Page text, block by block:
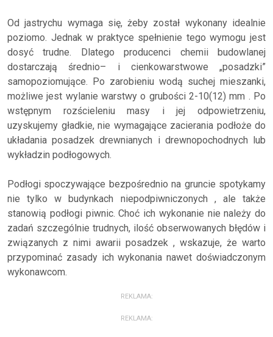
Od jastrychu wymaga się, żeby został wykonany idealnie
poziomo. Jednak w praktyce spełnienie tego wymogu jest
dosyć trudne. Dlatego producenci chemii budowlanej
dostarczają średnio– i cienkowarstwowe „posadzki”
samopoziomujące. Po zarobieniu wodą suchej mieszanki,
możliwe jest wylanie warstwy o grubości 2-10(12) mm . Po
wstępnym rozścieleniu masy i jej odpowietrzeniu,
uzyskujemy gładkie, nie wymagające zacierania podłoże do
układania posadzek drewnianych i drewnopochodnych lub
wykładzin podłogowych.
Podłogi spoczywające bezpośrednio na gruncie spotykamy
nie tylko w budynkach niepodpiwniczonych , ale także
stanowią podłogi piwnic. Choć ich wykonanie nie należy do
zadań szczególnie trudnych, ilość obserwowanych błędów i
związanych z nimi awarii posadzek , wskazuje, że warto
przypominać zasady ich wykonania nawet doświadczonym
wykonawcom.
REKLAMA:
REKLAMA: